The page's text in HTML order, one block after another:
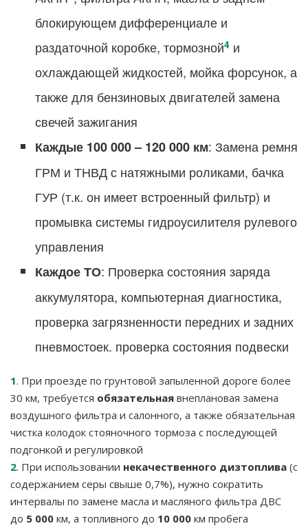
блокирующем дифференциале и
раздаточной коробке, тормозной4 и
охлаждающей жидкостей, мойка форсунок, а
также для бензиновых двигателей замена
свечей зажигания
Каждые 100 000 – 120 000 км: Замена ремня
ГРМ и ТНВД с натяжными роликами, бачка
ГУР (т.к. он имеет встроенный фильтр) и
промывка системы гидроусилителя рулевого
управления
Каждое ТО: Проверка состояния заряда
аккумулятора, компьютерная диагностика,
проверка загрязненности передних и задних
пневмостоек. проверка состояния подвески
1. При проезде по грунтовой запыленной дороге более
30 км, требуется обязательная внеплановая замена
воздушного фильтра и салонного, а также обязательная
чистка колодок стояночного тормоза с последующей
подгонкой и регулировкой
2. При использовании некачественного дизтоплива (с
содержанием серы свыше 0,7%), нужно сократить
интервалы по замене масла и масляного фильтра ДВС
до 5 000 км, а топливного до 10 000 км пробега